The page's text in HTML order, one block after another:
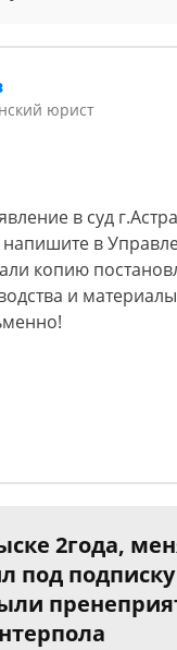
юрист
в суд
в
копию
и
2года,
под